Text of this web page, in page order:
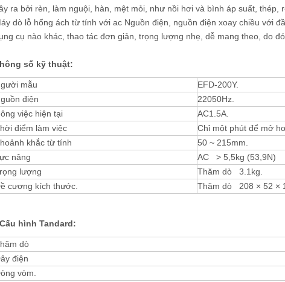
ra bởi rèn, làm nguội, hàn, mệt mỏi, như nồi hơi và bình áp suất, thép,
dò lỗ hổng ách từ tính với ac Nguồn điện, nguồn điện xoay chiều với
cụ nào khác, thao tác đơn giản, trọng lượng nhẹ, dễ mang theo, do
số kỹ thuật:
mẫu
EFD-200Y.
điện
22050Hz.
việc hiện tại
AC1.5A.
điểm làm việc
Chỉ một phút để mở
khắc từ tính
50 ~ 215mm.
nâng
AC > 5,5kg (53,9N)
lượng
Thăm dò 3.1kg.
cương kích thước.
Thăm dò 208 × 52 ×
Cấu hình Tandard:
dò
điện
vòm.